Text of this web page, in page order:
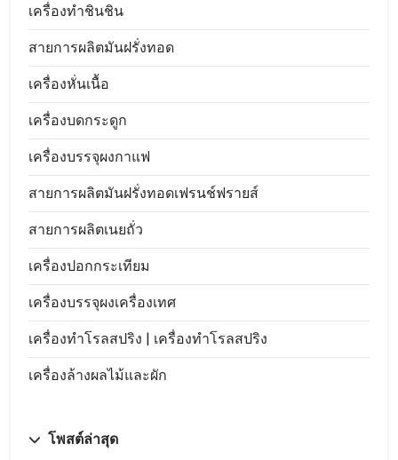
เครื่องทำชินชิน
สายการผลิตมันฝรั่งทอด
เครื่องหั่นเนื้อ
เครื่องบดกระดูก
เครื่องบรรจุผงกาแฟ
สายการผลิตมันฝรั่งทอดเฟรนช์ฟรายส์
สายการผลิตเนยถั่ว
เครื่องปอกกระเทียม
เครื่องบรรจุผงเครื่องเทศ
เครื่องทำโรลสปริง | เครื่องทำโรลสปริง
เครื่องล้างผลไม้และผัก
โพสต์ล่าสุด